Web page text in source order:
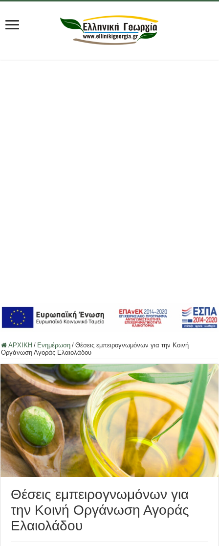
ΑΡΧΙΚΗ / Ενημέρωση / Θέσεις εμπειρογνωμόνων για την Κοινή
Οργάνωση Αγοράς Ελαιολάδου
Θέσεις εμπειρογνωμόνων για
την Κοινή Οργάνωση Αγοράς
Ελαιολάδου